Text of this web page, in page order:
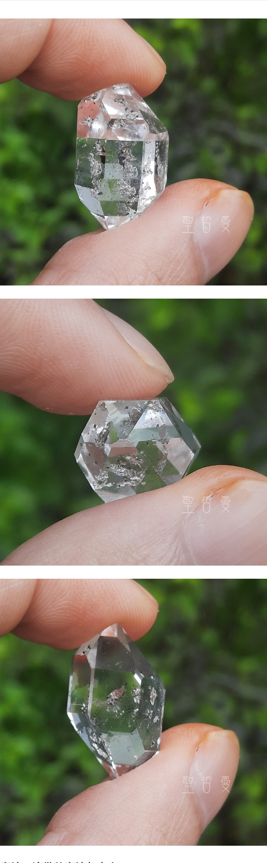
NT$3,000 atau lebih
賣家宅配幫您送（台灣）
NT$80/pesanan | Penghantaran percuma untuk pesanan
NT$3,000 atau lebih
郵局幫你送（離島）
NT$80/pesanan | Penghantaran percuma untuk pesanan
NT$3,000 atau lebih
Penghantaran percuma